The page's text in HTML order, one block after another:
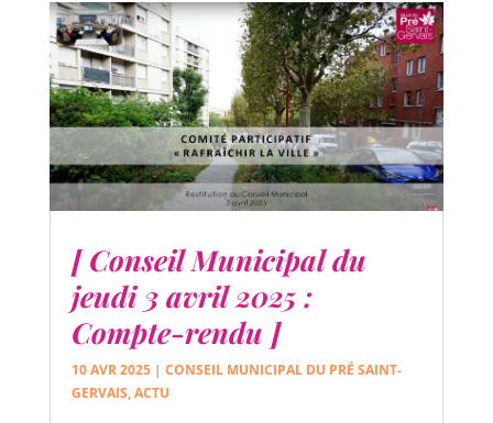
[ Conseil Municipal du
jeudi 3 avril 2025 :
Compte-rendu ]
10 AVR 2025| CONSEIL MUNICIPAL DU PRÉ SAINT-
GERVAIS,ACTU